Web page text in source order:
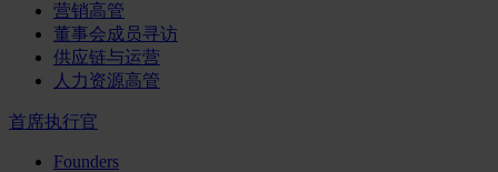
营销高管
董事会成员寻访
供应链与运营
人力资源高管
首席执行官
Founders